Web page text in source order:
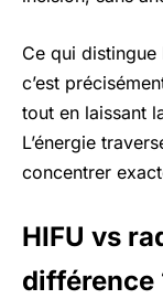
Ce qui distingue
c’est
tout en laissant
L’énergie
concentrer
HIFU vs
différence